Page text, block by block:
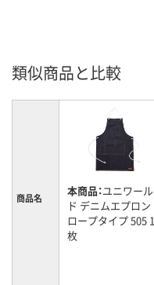
類似商品と比較
商品名 本商品：ユニワール
ド デニムエプロン
ロープタイプ 505 1
枚